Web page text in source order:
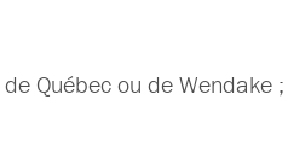
Québec ou de Wendake ;